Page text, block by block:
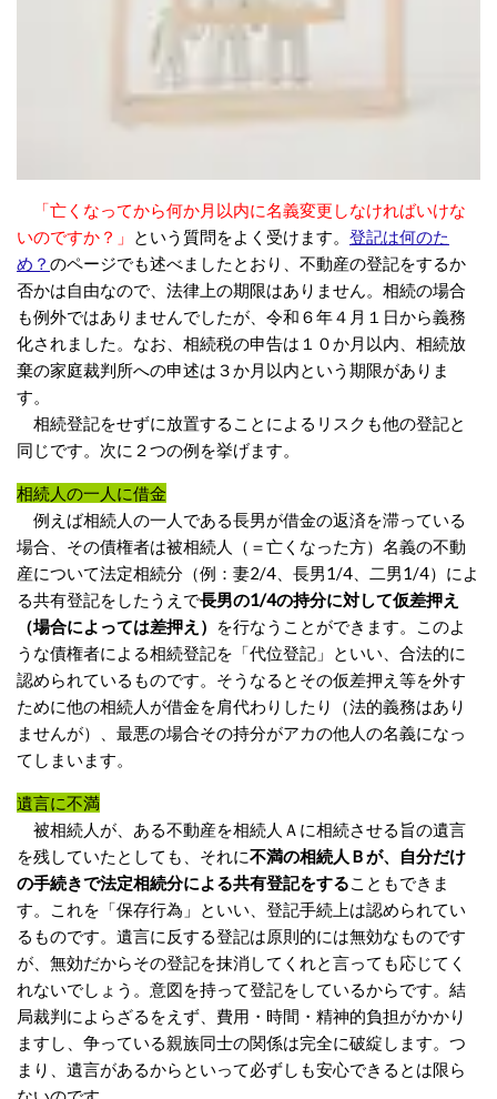
「亡くなってから何か月以内に名義変更しなければいけな
いのですか？」
という質問をよく受けます。 登記は何のた
め？ のページでも述べましたとおり、不動産の登記をするか
否かは自由なので、法律上の期限はありません。相続の場合
も例外ではありませんでしたが、令和６年４月１日から義務
化されました。なお、相続税の申告は１０か月以内、相続放
棄の家庭裁判所への申述は３か月以内という期限がありま
す。
相続登記をせずに放置することによるリスクも他の登記と
同じです。次に２つの例を挙げます。
相続人の一人に借金
例えば相続人の一人である長男が借金の返済を滞っている
場合、その債権者は被相続人（＝亡くなった方）名義の不動
産について法定相続分（例：妻2/4、長男1/4、二男1/4）によ
る共有登記をしたうえで長男の1/4の持分に対して仮差押え
（場合によっては差押え）
を行なうことができます。このよ
うな債権者による相続登記を「代位登記」といい、合法的に
認められているものです。そうなるとその仮差押え等を外す
ために他の相続人が借金を肩代わりしたり（法的義務はあり
ませんが）、最悪の場合その持分がアカの他人の名義になっ
てしまいます。
遺言に不満
被相続人が、ある不動産を相続人Ａに相続させる旨の遺言
を残していたとしても、それに不満の相続人Ｂが、自分だけ
の手続きで法定相続分による共有登記をすることもできま
す。これを「保存行為」といい、登記手続上は認められてい
るものです。遺言に反する登記は原則的には無効なものです
が、無効だからその登記を抹消してくれと言っても応じてく
れないでしょう。意図を持って登記をしているからです。 結
局裁判によらざるをえず、 費用・時間・精神的負担がかかり
ますし
争っている親族同士の関係は完全に破綻します。つ
まり、遺言があるからといって必ずしも安心できるとは限ら